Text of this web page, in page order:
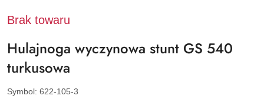
Brak towaru
Hulajnoga wyczynowa stunt GS 540
turkusowa
Symbol: 622-105-3